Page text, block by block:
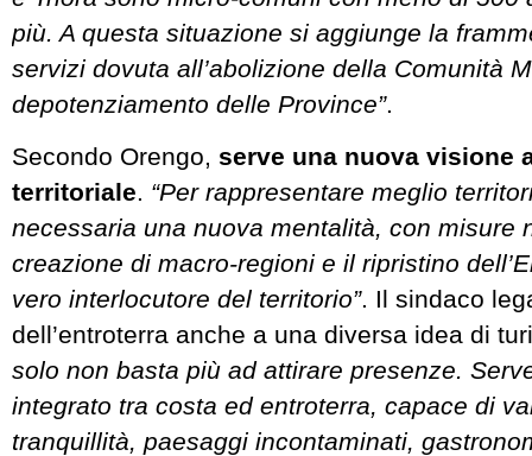
più. A questa situazione si aggiunge la
servizi dovuta all’abolizione della Comunità
depotenziamento delle Province”.
Secondo Orengo, serve una nuova visione
territoriale. “Per rappresentare meglio
necessaria una nuova mentalità, con misure
creazione di macro-regioni e il ripristino
vero interlocutore del territorio”. Il sindaco
dell’entroterra anche a una diversa idea di
solo non basta più ad attirare presenze.
integrato tra costa ed entroterra, capace di
tranquillità, paesaggi incontaminati,